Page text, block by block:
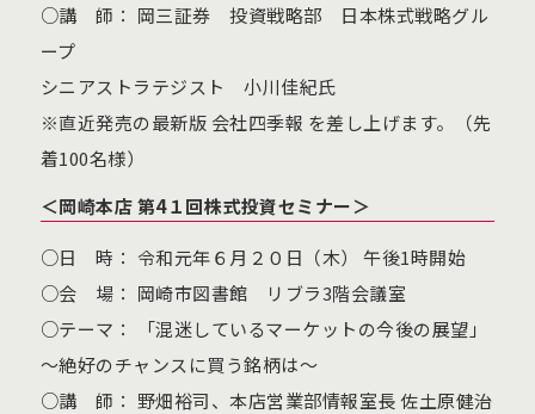
○講 師： 岡三証券 投資戦略部 日本株式戦略グル
ープ
シニアストラテジスト 小川佳紀氏
※直近発売の最新版 会社四季報 を差し上げます。（先
着100名様）
＜岡崎本店 第4１回株式投資セミナー＞
○日 時： 令和元年６月２０日（木） 午後1時開始
○会 場： 岡崎市図書館 リブラ3階会議室
○テーマ： 「混迷しているマーケットの今後の展望」
～絶好のチャンスに買う銘柄は～
○講 師： 野畑裕司、本店営業部情報室長 佐土原健治